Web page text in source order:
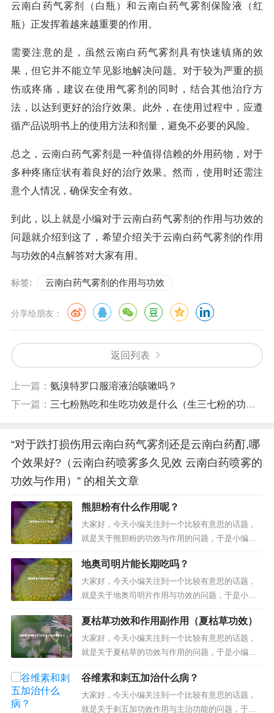
云南白药气雾剂（白瓶）和云南白药气雾剂保险液（红
瓶）正发挥着越来越重要的作用。
需要注意的是，虽然云南白药气雾剂具有快速镇痛的效
果，但它并不能立竿见影地解决问题。对于较为严重的损
伤或疼痛，建议在使用气雾剂的同时，结合其他治疗方
法，以达到更好的治疗效果。此外，在使用过程中，应遵
循产品说明书上的使用方法和剂量，避免不必要的风险。
总之，云南白药气雾剂是一种值得信赖的外用药物，对于
多种疼痛症状有着良好的治疗效果。然而，使用时还需注
意个人情况，确保安全有效。
到此，以上就是小编对于云南白药气雾剂的作用与功效的
问题就介绍到这了，希望介绍关于云南白药气雾剂的作用
与功效的4点解答对大家有用。
标签: 云南白药气雾剂的作用与功效
分享给朋友：
返回列表
上一篇： 氨溴特罗口服溶液治咳嗽吗？
下一篇： 三七粉熟吃和生吃功效是什么（生三七粉的功效与作用）
“对于跌打损伤用云南白药气雾剂还是云南白药酊,哪
个效果好?（云南白药喷雾多久见效 云南白药喷雾的
功效与作用）” 的相关文章
熊胆粉有什么作用呢？
大家好，今天小编关注到一个比较有意思的话题，
就是关于熊胆粉的功效与作用的问题，于是小编就
整理了1个相关介绍熊胆粉的功效与作用的解答，让
我们一起看看吧。熊胆粉有什么作用呢？熊胆粉有
什么作用呢？熊胆粉具有清热，抗炎，平肝，明
目，的作用，还有非常强的杀菌功效，可以保护肝
脏，能够调节人体的免疫力，一般用于治...
地奥司明片能长期吃吗？
大家好，今天小编关注到一个比较有意思的话题，
就是关于地奥司明片作用与功效的问题，于是小编
就整理了1个相关介绍地奥司明片作用与功效的解
答，让我们一起看看吧。地奥司明片能长期吃吗？
地奥司明片能长期吃吗？可以长期的服用，要注意
一些不良反应。如过对对地奥司明片过敏的患者，
这种情况肯定要禁用，如果是出现了一些...
夏枯草功效和作用副作用（夏枯草功效）
大家好，今天小编关注到一个比较有意思的话题，
就是关于夏枯草的功效与作用的问题，于是小编就
整理了2个相关介绍夏枯草的功效与作用的解答，让
我们一起看看吧。文章目录：夏枯草功效和作用副
作用夏枯草功效一、夏枯草功效和作用副作用夏枯
草的功效与作用夏枯草为常用中药材，性寒，归
谷维素和刺五加治什么病？
大家好，今天小编关注到一个比较有意思的话题，
就是关于刺五加功效作用与主治功能的问题，于是